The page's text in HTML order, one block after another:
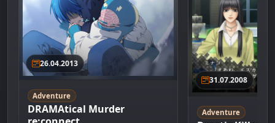
26.04.2013
Adventure
DRAMAtical Murder
31.07.2008
Adventure